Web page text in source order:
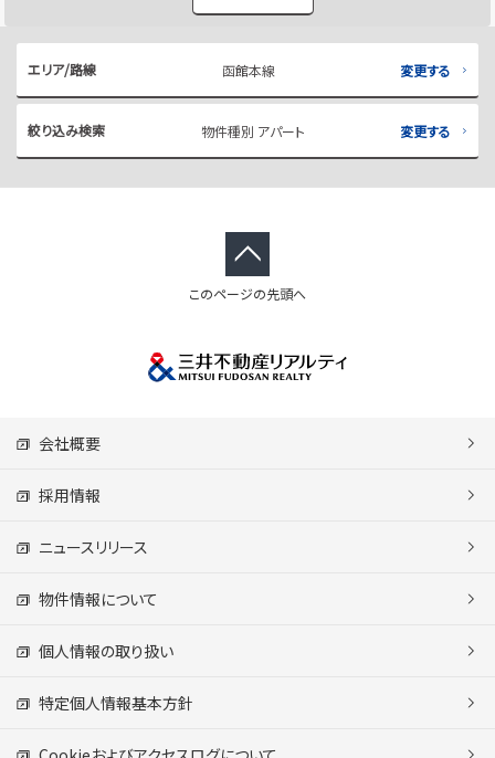
エリア/路線 函館本線 変更する
絞り込み検索 物件種別 アパート 変更する
このページの先頭へ
会社概要
採用情報
ニュースリリース
物件情報について
個人情報の取り扱い
特定個人情報基本方針